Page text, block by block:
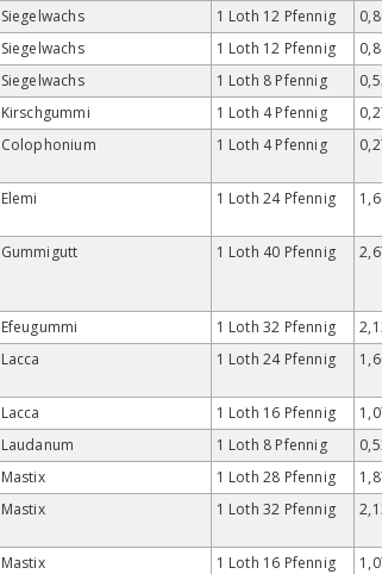
Siegelwachs 1 Loth 12 Pfennig
Siegelwachs 1 Loth 12 Pfennig
Siegelwachs 1 Loth 8 Pfennig
Kirschgummi 1 Loth 4 Pfennig
Colophonium 1 Loth 4 Pfennig
Elemi 1 Loth 24 Pfennig
Gummigutt 1 Loth 40 Pfennig
Efeugummi 1 Loth 32 Pfennig
Lacca 1 Loth 24 Pfennig
Lacca 1 Loth 16 Pfennig
Laudanum 1 Loth 8 Pfennig
Mastix 1 Loth 28 Pfennig
Mastix 1 Loth 32 Pfennig
Mastix 1 Loth 16 Pfennig